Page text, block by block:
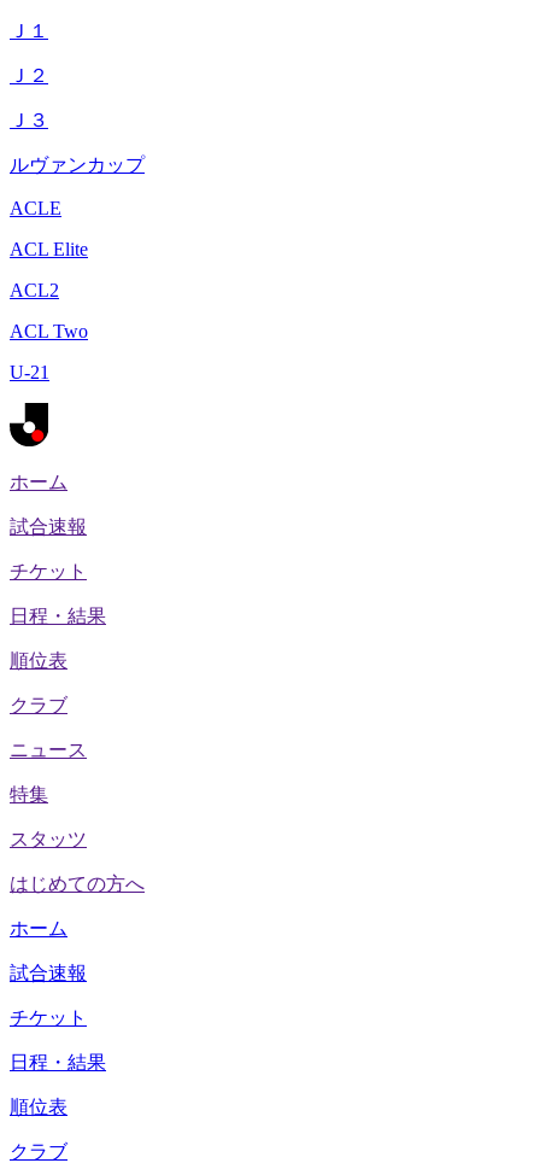
Ｊ１
Ｊ２
Ｊ３
ルヴァンカップ
ACLE
ACL Elite
ACL2
ACL Two
U-21
ホーム
試合速報
チケット
日程・結果
順位表
クラブ
ニュース
特集
スタッツ
はじめての方へ
ホーム
試合速報
チケット
日程・結果
順位表
クラブ